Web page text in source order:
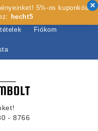
Szolgáltatások
Fiókom
- 8766
5%-os kuponkód
hecht5